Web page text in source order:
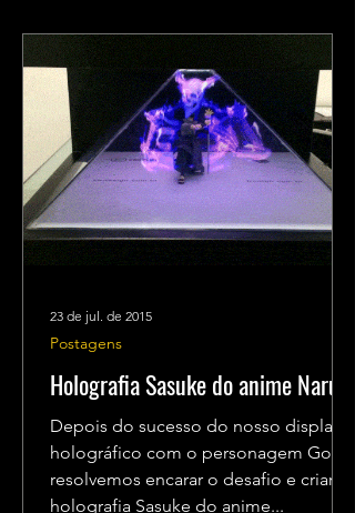
Holografia Sasuke do anime Naruto
Depois do sucesso do nosso display
holográfico com o personagem Goku,
resolvemos encarar o desafio e criar a
holografia Sasuke do anime...
Postagens
23 de jul. de 2015